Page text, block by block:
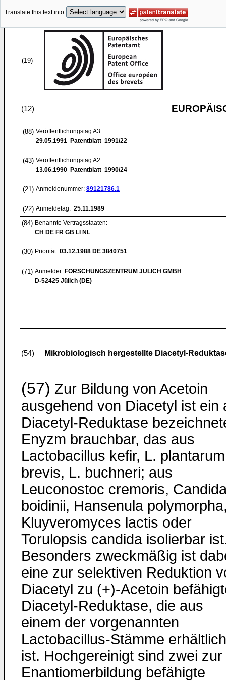
Translate this text into
(19)
(12)
(88) Veröffentlichungstag A3:
29.05.1991 Patentblatt 1991/22
(43) Veröffentlichungstag A2:
13.06.1990 Patentblatt 1990/24
(21) Anmeldenummer: 89121786.1
(22) Anmeldetag: 25.11.1989
(84) Benannte Vertragsstaaten:
CH DE FR GB LI NL
(30) Priorität: 03.12.1988 DE 3840751
(71) Anmelder: FORSCHUNGSZENTRUM JÜLICH GMBH
D-52425 Jülich (DE)
(54) Mikrobiologisch hergestellte Diacetyl-
(57) Zur Bildung von Acetoin
ausgehend von Diacetyl ist ein
Diacetyl-Reduktase
Enyzm brauch­bar, das aus
Lactobacillus kefir, L.
brevis, L. buchneri; aus
Leuconostoc cremoris,
boidinii, Hansenula
Kluyveromyces lactis oder
Torulopsis candida isolierbar
Be­sonders zweckmäßig ist
eine zur selektiven Reduktion
Diacetyl zu (+)-Acetoin
Di­acetyl-Reduktase, die aus
einem der vorgenannten
Lactobacillus-Stämme erhältlich
ist. Hochgereinigt sind zwei zur
Enantiomerbildung befähigte